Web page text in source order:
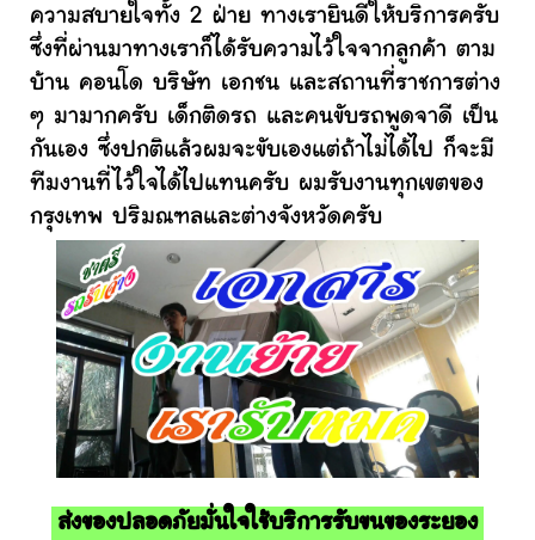
ความสบายใจทั้ง 2 ฝ่าย ทางเรายินดีให้บริการครับ
ซึ่งที่ผ่านมาทางเราก็ได้รับความไว้ใจจากลูกค้า ตาม
บ้าน คอนโด บริษัท เอกชน และสถานที่ราชการต่าง
ๆ มามากครับ เด็กติดรถ และคนขับรถพูดจาดี เป็น
กันเอง ซึ่งปกติแล้วผมจะขับเองแต่ถ้าไม่ได้ไป ก็จะมี
ทีมงานที่ไว้ใจได้ไปแทนครับ ผมรับงานทุกเขตของ
กรุงเทพ ปริมณฑลและต่างจังหวัดครับ
ส่งของปลอดภัยมั่นใจใช้บริการรับขนของระยอง